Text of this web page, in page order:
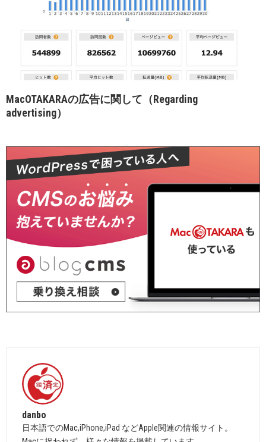
MacOTAKARAの広告に関して（Regarding
advertising）
danbo
日本語でのMac,iPhone,iPad などApple関連の情報サイト。